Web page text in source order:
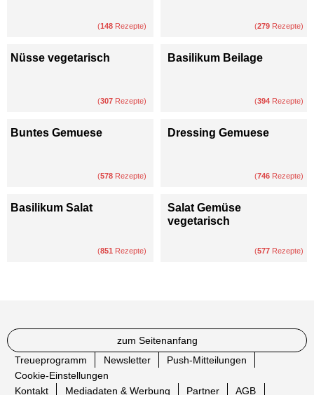
(148 Rezepte) (279 Rezepte)
Nüsse vegetarisch
(307 Rezepte)
Basilikum Beilage
(394 Rezepte)
Buntes Gemuese
(578 Rezepte)
Dressing Gemuese
(746 Rezepte)
Basilikum Salat
(851 Rezepte)
Salat Gemüse
vegetarisch
(577 Rezepte)
zum Seitenanfang
Treueprogramm
Newsletter
Push-Mitteilungen
Cookie-Einstellungen
Kontakt
Mediadaten & Werbung Partner AGB